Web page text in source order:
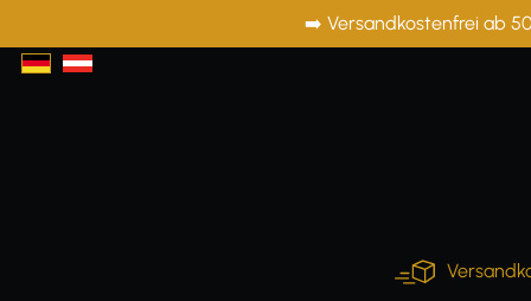
Zur Hauptnavigation springen➡️ Versandkostenfrei ab